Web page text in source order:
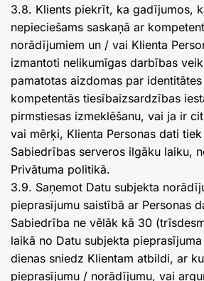
3.8. Klients piekrīt, ka gadījumos,
nepieciešams saskaņā ar
norādījumiem un / vai Klienta
izmantoti nelikumīgas darbības
pamatotas aizdomas par
kompetentās tiesībaizsardzības
pirmstiesas izmeklēšanu, vai ja ir
vai mērķi, Klienta Personas dati
Sabiedrības serveros ilgāku laiku,
Privātuma politikā.
3.9. Saņemot Datu subjekta
pieprasījumu saistībā ar Personas
Sabiedrība ne vēlāk kā 30
laikā no Datu subjekta pieprasījuma
dienas sniedz Klientam atbildi, ar
pieprasījumu / norādījumu, vai